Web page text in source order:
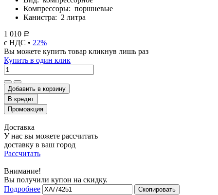
Компрессоры: поршневые
Канистра: 2 литра
1 010 Р
с НДС • 22%
Вы можете купить товар кликнув лишь раз
Купить в один клик
Добавить в корзину
Доставка
У нас вы можете рассчитать
доставку в ваш город
Рассчитать
Внимание!
Вы получили купон на скидку.
Подробнее
Скопировать